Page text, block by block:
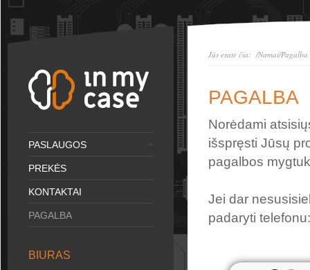
PASLAUGOS
PREKĖS
KONTAKTAI
PAGALBA
BIURAS
Jūs esate čia:/Namai/Pagalba
PAGALBA
Norėdami
išspręsti Jūsų
pagalbos
Jei dar
padaryti